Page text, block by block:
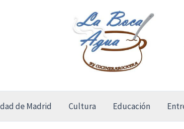
de Madrid Cultura Educación